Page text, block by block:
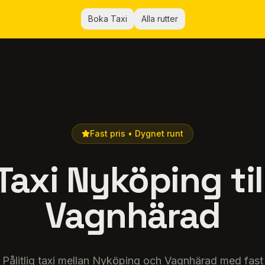
Boka Taxi Alla rutter
Fast pris • Dygnet runt
Nyköping
Vagnhärad
Pålitlig taxi mellan Nyköping och Vagnhärad med fast